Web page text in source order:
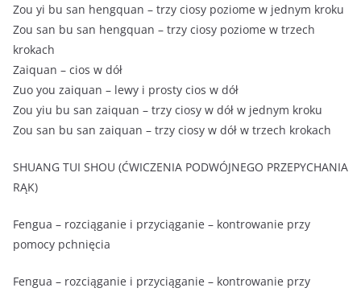
Zou yi bu san hengquan – trzy ciosy poziome w jednym kroku
Zou san bu san hengquan – trzy ciosy poziome w trzech
krokach
Zaiquan – cios w dół
Zuo you zaiquan – lewy i prosty cios w dół
Zou yiu bu san zaiquan – trzy ciosy w dół w jednym kroku
Zou san bu san zaiquan – trzy ciosy w dół w trzech krokach
SHUANG TUI SHOU (ĆWICZENIA PODWÓJNEGO PRZEPYCHANIA
RĄK)
Fengua – rozciąganie i przyciąganie – kontrowanie przy
pomocy pchnięcia
Fengua – rozciąganie i przyciąganie – kontrowanie przy